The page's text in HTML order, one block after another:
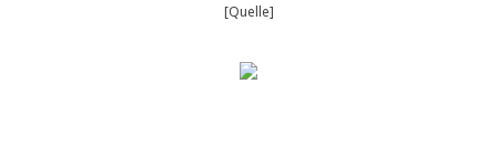
[Quelle]